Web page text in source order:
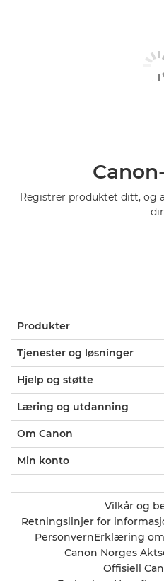
Registrer produktet ditt, og
Produkter
Tjenester og løsninger
Hjelp og støtte
Læring og utdanning
Om Canon
Min konto
Vilkår og
Retningslinjer for
PersonvernErklæring
Canon Norges
Offisiell